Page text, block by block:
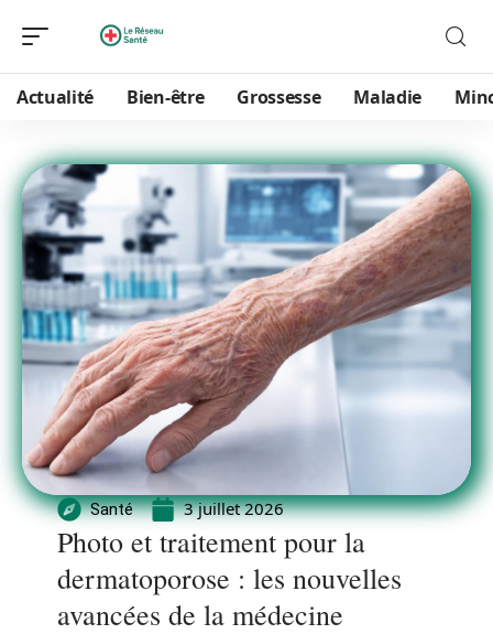
Actualité Bien-être Grossesse Maladie
Santé 3 juillet 2026
Photo et traitement pour la
dermatoporose : les nouvelles
avancées de la médecine